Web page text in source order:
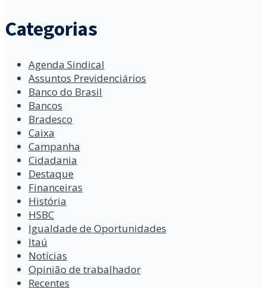
Categorias
Agenda Sindical
Assuntos Previdenciários
Banco do Brasil
Bancos
Bradesco
Caixa
Campanha
Cidadania
Destaque
Financeiras
História
HSBC
Igualdade de Oportunidades
Itaú
Notícias
Opinião de trabalhador
Recentes